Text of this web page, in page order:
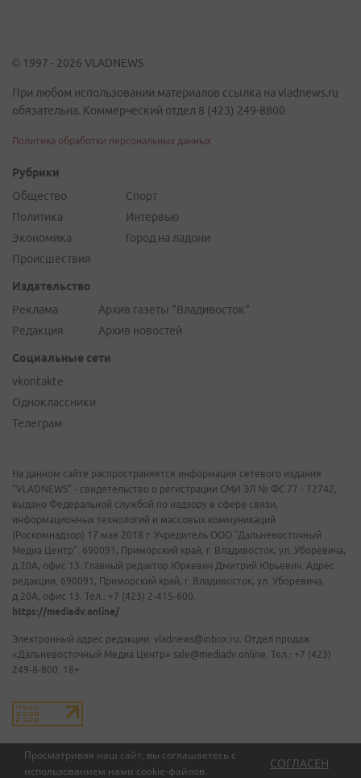
Просматривая наш сайт, вы соглашаетесь с
использованием нами cookie-файлов.
СОГЛАСЕН
© 1997 - 2026 VLADNEWS
При любом использовании материалов ссылка на vladnews.ru
обязательна. Коммерческий отдел 8 (423) 249-8800
Политика обработки персональных данных
Рубрики
Общество
Политика
Экономика
Происшествия
Спорт
Интервью
Город на ладони
Издательство
Реклама
Редакция
Архив газеты "Владивосток"
Архив новостей
Социальные сети
vkontakte
Одноклассники
Телеграм
На данном сайте распространяется информация сетевого издания
"VLADNEWS" - свидетельство о регистрации СМИ ЭЛ № ФС 77 - 72742,
выдано Федеральной службой по надзору в сфере связи,
информационных технологий и массовых коммуникаций
(Роскомнадзор) 17 мая 2018 г. Учредитель ООО "Дальневосточный
Медиа Центр". 690091, Приморский край, г. Владивосток, ул. Уборевича,
д.20А, офис 13. Главный редактор Юркевич Дмитрий Юрьевич. Адрес
редакции: 690091, Приморский край, г. Владивосток, ул. Уборевича,
д.20А, офис 13. Тел.: +7 (423) 2-415-600.
https://mediadv.online/
Электронный адрес редакции: vladnews@inbox.ru. Отдел продаж
«Дальневосточный Медиа Центр» sale@mediadv.online. Тел.: +7 (423)
249-8-800. 18+